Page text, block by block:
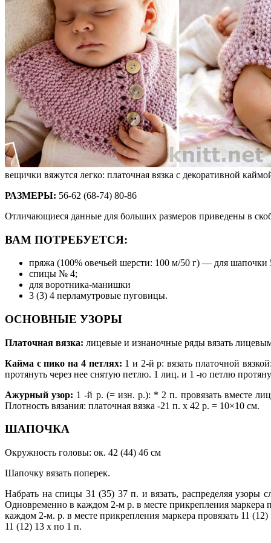
вещички вяжутся легко: платочная вязка с декоративной
РАЗМЕРЫ: 56-62 (68-74) 80-86
Отличающиеся данные для больших размеров приведены в
ВАМ ПОТРЕБУЕТСЯ:
пряжа (100% овечьей шерсти: 100 м/50 г) — для шапочки
спицы № 4;
для воротника-манишки
3 (3) 4 перламутровые пуговицы.
ОСНОВНЫЕ УЗОРЫ
Платочная вязка: лицевые и изнаночные ряды вязать
Кайма с пико на 4 петлях: 1 и 2-й р: вязать платочной
протянуть через нее снятую петлю. 1 лиц. и 1 -ю петлю
Ажурный узор: 1 -й р. (= изн. р.): * 2 п. провязать вместе
Плотность вязания: платочная вязка -21 п. х 42 р. = 10×10 см.
ШАПОЧКА
Окружность головы: ок. 42 (44) 46 см
Шапочку вязать поперек.
Набрать на спицы 31 (35) 37 п. и вязать, распределяя
Одновременно в каждом 2-м р. в месте прикрепления маркера
каждом 2-м. р. в месте прикрепления маркера провязать 11
11 (12) 13 х по 1 п.